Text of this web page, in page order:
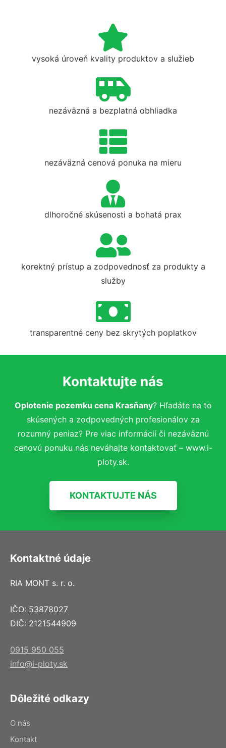
vysoká úroveň kvality produktov a služieb
nezáväzná a bezplatná obhliadka
nezáväzná cenová ponuka na mieru
dlhoročné skúsenosti a bohatá prax
korektný prístup a zodpovednosť za produkty a
služby
transparentné ceny bez skrytých poplatkov
Kontaktujte nás
Oplotenie pozemku cena Krasňany? Hľadáte na to
skúsených a zodpovedných profesionálov za
rozumný peniaz? Pre viac informácií či nezáväznú
cenovú ponuku nás neváhajte kontaktovať – www.i-
ploty.sk.
KONTAKTUJTE NÁS
Kontaktné údaje
RIA MONT s. r. o.
IČO: 53878027
DIČ: 2121544909
0915 950 055
info@i-ploty.sk
Dôležité odkazy
O nás
Kontakt